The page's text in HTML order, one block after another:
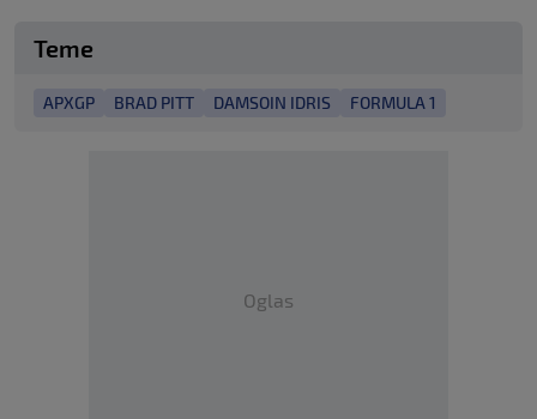
Teme
APXGP BRAD PITT DAMSOIN IDRIS FORMULA 1
Oglas